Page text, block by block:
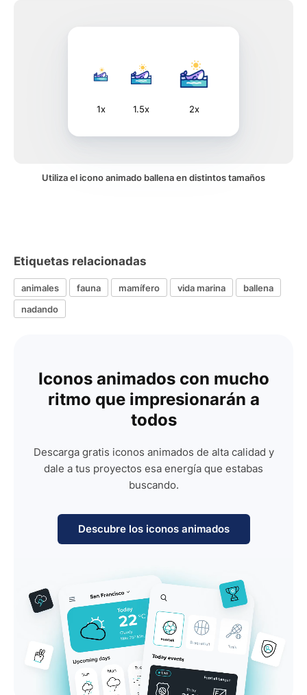
1x 1.5x 2x
Utiliza el icono animado ballena en distintos tamaños
Etiquetas relacionadas
animales fauna mamífero vida marina
ballena
nadando
Iconos animados con mucho
ritmo que impresionarán a
todos
Descarga gratis iconos animados de alta calidad y
dale a tus proyectos esa energía que estabas
buscando.
Descubre los iconos animados